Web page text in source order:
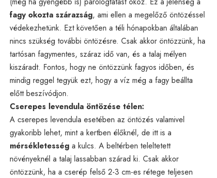
fagy okozta szárazság, ami ellen a megelőző öntözéssel
védekezhetünk. Ezt követően a téli hónapokban általában
nincs szükség további öntözésre. Csak akkor öntözzünk, ha
tartósan fagymentes, száraz idő van, és a talaj mélyen
kiszáradt. Fontos, hogy ne öntözzünk fagyos időben, és
mindig reggel tegyük ezt, hogy a víz még a fagy beállta
előtt beszívódjon.
Cserepes levendula öntözése télen:
A cserepes levendula esetében az öntözés valamivel
gyakoribb lehet, mint a kertben élőknél, de itt is a
mérsékletesség a kulcs. A beltérben teleltetett
növényeknél a talaj lassabban szárad ki. Csak akkor
öntözzünk, ha a cserép felső 2-3 cm-es rétege teljesen